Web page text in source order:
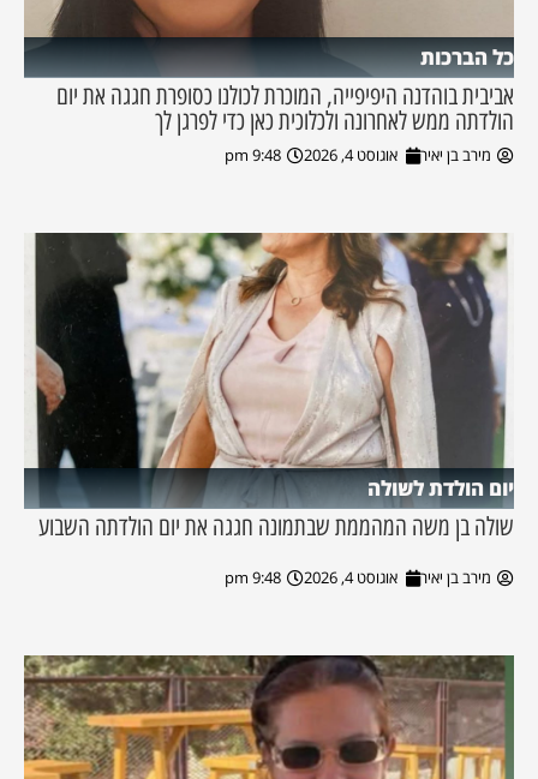
כל הברכות
אביבית בוהדנה היפיפייה, המוכרת לכולנו כסופרת חגגה את יום
הולדתה ממש לאחרונה ולכלוכית כאן כדי לפרגן לך
מירב בן יאיר אוגוסט 4, 2026 9:48 pm
יום הולדת לשולה
שולה בן משה המהממת שבתמונה חגגה את יום הולדתה השבוע
מירב בן יאיר אוגוסט 4, 2026 9:48 pm